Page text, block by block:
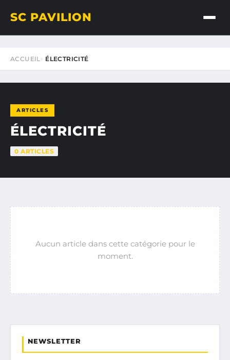
SC PAVILION
ACCUEIL ÉLECTRICITÉ
ARTICLES
ÉLECTRICITÉ
0 ARTICLES
Aucun article dans cette catégorie pour le
moment.
NEWSLETTER